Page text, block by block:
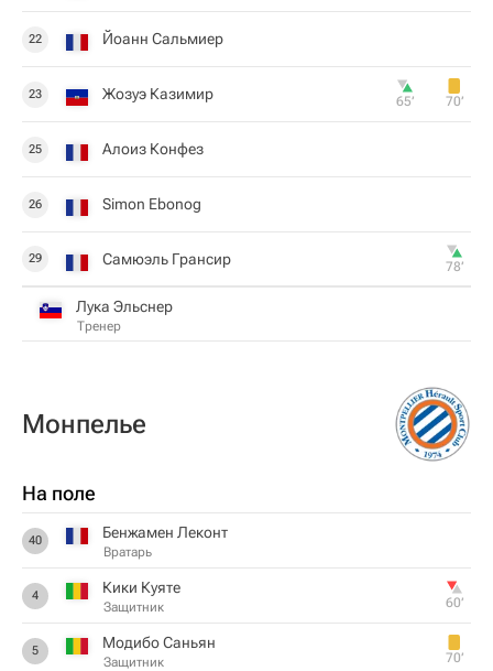
22 Йоанн Сальмиер
23 Жозуэ Казимир 65‎’‎ 70‎’‎
25 Алоиз Конфез
26 Simon Ebonog
29 Самюэль Грансир 78‎’‎
Лука Эльснер
Тренер
Монпелье
На поле
40 Бенжамен Леконт
Вратарь
4 Кики Куяте
Защитник 60‎’‎
5 Модибо Саньян
Защитник 70‎’‎